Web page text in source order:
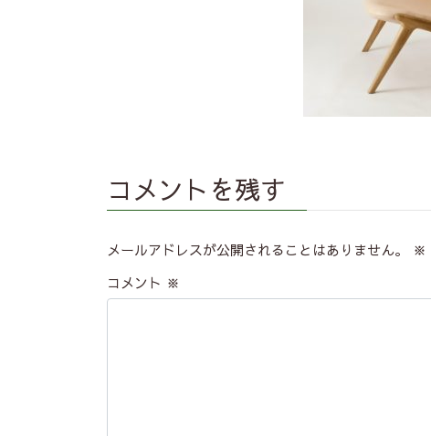
コメントを残す
メールアドレスが公開されることはありません。 ※
コメント ※